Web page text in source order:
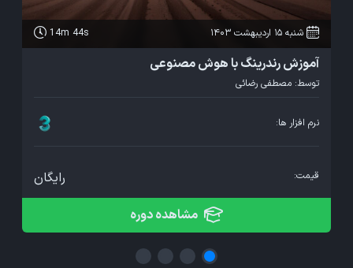
شنبه 15 اردیبهشت 1403 14m 44s
آموزش رندرینگ با هوش مصنوعی
توسط: مصطفی رضائی
نرم افزار ها:
قیمت:
رایگان
مشاهده دوره